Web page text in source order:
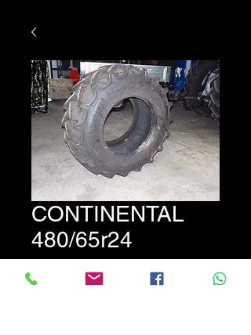
CONTINENTAL
480/65r24